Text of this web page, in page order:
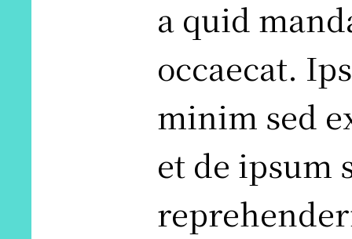
a quid
occaecat.
minim sed
et de ipsum